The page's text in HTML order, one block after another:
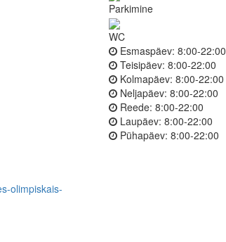
olimpiskais-
Parkimine
WC
Esmaspäev: 8:00-22:00
Teisipäev: 8:00-22:00
Kolmapäev: 8:00-22:00
Neljapäev: 8:00-22:00
Reede: 8:00-22:00
Laupäev: 8:00-22:00
Pühapäev: 8:00-22:00